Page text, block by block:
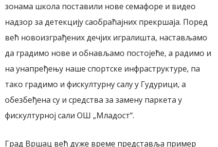
зонама школа поставили нове семафоре и видео
надзор за детекцију саобраћајних прекршаја. Поред
већ новоизграђених дечјих игралишта, настављамо
да градимо нове и обнављамо постојеће, а радимо и
на унапређењу наше спортске инфраструктуре, па
тако градимо и фискултурну салу у Гудурици, а
обезбеђена су и средства за замену паркета у
фискултурној сали ОШ „Младост“.
Град Вршац већ дуже време представља пример